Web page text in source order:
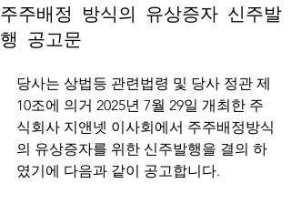
주주배정 방식의 유상증자 신주발
행 공고문
당사는 상법등 관련법령 및 당사 정관 제
10조에 의거 2025년 7월 29일 개최한 주
식회사 지앤넷 이사회에서 주주배정방식
의 유상증자를 위한 신주발행을 결의 하
였기에 다음과 같이 공고합니다.